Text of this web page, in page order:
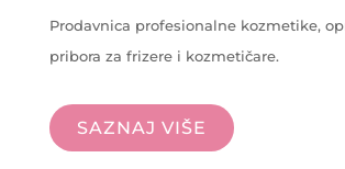
Prodavnica profesionalne kozmetike,
pribora za frizere i kozmetičare.
SAZNAJ VIŠE